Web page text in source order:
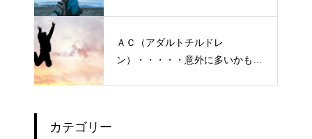
ＡＣ（アダルトチルドレ
ン）・・・・・意外に多いかも？
カテゴリー